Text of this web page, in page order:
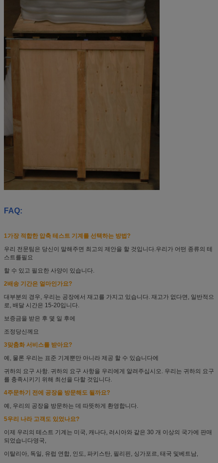
FAQ:
1가장 적합한 압축 테스트 기계를 선택하는 방법?
우리 전문팀은 당신이 말해주면 최고의 제안을 할 것입니다.우리가 어떤 종류의 테
스트를필요
할 수 있고 필요한 사양이 있습니다.
2배송 기간은 얼마인가요?
대부분의 경우, 우리는 공장에서 재고를 가지고 있습니다. 재고가 없다면, 일반적으
로, 배달 시간은 15-20입니다.
보증금을 받은 후 몇 일 후에
조정 당신께요
3맞춤화 서비스를 받아요?
예, 물론 우리는 표준 기계뿐만 아니라 제공 할 수 있습니다에
귀하의 요구 사항. 귀하의 요구 사항을 우리에게 알려주십시오. 우리는 귀하의 요구
를 충족시키기 위해 최선을 다할 것입니다.
4주문하기 전에 공장을 방문해도 될까요?
예, 우리의 공장을 방문하는 데 따뜻하게 환영합니다.
5우리 나라 고객도 있었나요?
이제 우리의 테스트 기계는 미국, 캐나다, 러시아와 같은 30 개 이상의 국가에 판매
되었습니다영국,
이탈리아, 독일, 유럽 연합, 인도, 파키스탄, 필리핀, 싱가포르, 태국 및베트남,